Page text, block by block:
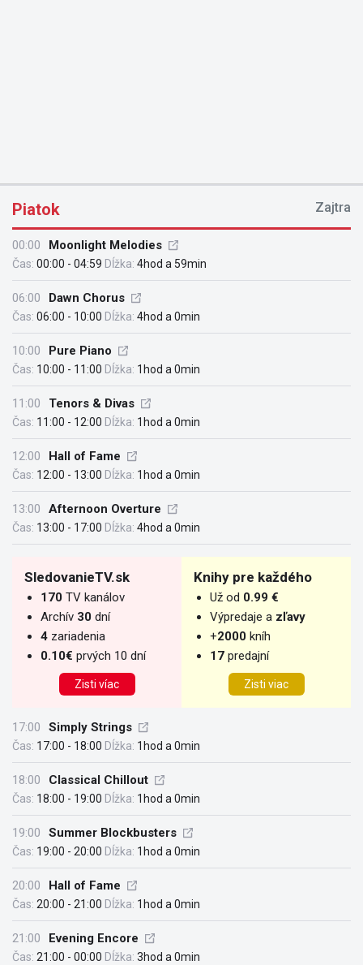
Piatok Zajtra
00:00 Moonlight Melodies
Čas: 00:00 - 04:59 Dĺžka: 4hod a 59min
06:00 Dawn Chorus
Čas: 06:00 - 10:00 Dĺžka: 4hod a 0min
10:00 Pure Piano
Čas: 10:00 - 11:00 Dĺžka: 1hod a 0min
11:00 Tenors & Divas
Čas: 11:00 - 12:00 Dĺžka: 1hod a 0min
12:00 Hall of Fame
Čas: 12:00 - 13:00 Dĺžka: 1hod a 0min
13:00 Afternoon Overture
Čas: 13:00 - 17:00 Dĺžka: 4hod a 0min
SledovanieTV.sk
170 TV kanálov
Archív 30 dní
4 zariadenia
0.10€ prvých 10 dní
Zisti víac
Knihy pre každého
Už od 0.99 €
Výpredaje a zľavy
+2000 kníh
17 predajní
Zisti viac
17:00 Simply Strings
Čas: 17:00 - 18:00 Dĺžka: 1hod a 0min
18:00 Classical Chillout
Čas: 18:00 - 19:00 Dĺžka: 1hod a 0min
19:00 Summer Blockbusters
Čas: 19:00 - 20:00 Dĺžka: 1hod a 0min
20:00 Hall of Fame
Čas: 20:00 - 21:00 Dĺžka: 1hod a 0min
21:00 Evening Encore
Čas: 21:00 - 00:00 Dĺžka: 3hod a 0min